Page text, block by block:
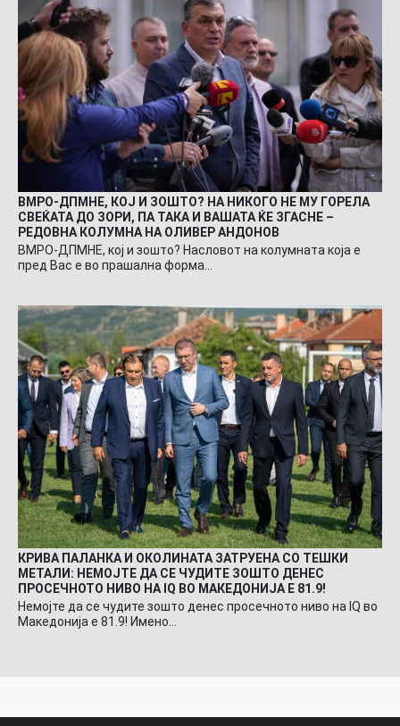
ВМРО-ДПМНЕ, КОЈ И ЗОШТО? НА НИКОГО НЕ МУ ГОРЕЛА
СВЕЌАТА ДО ЗОРИ, ПА ТАКА И ВАШАТА ЌЕ ЗГАСНЕ –
РЕДОВНА КОЛУМНА НА ОЛИВЕР АНДОНОВ
ВМРО-ДПМНЕ, кој и зошто? Насловот на колумната која е
пред Вас е во прашална форма…
КРИВА ПАЛАНКА И ОКОЛИНАТА ЗАТРУЕНА СО ТЕШКИ
МЕТАЛИ: НЕМОЈТЕ ДА СЕ ЧУДИТЕ ЗОШТО ДЕНЕС
ПРОСЕЧНОТО НИВО НА IQ ВО МАКЕДОНИЈА Е 81.9!
Немојте да се чудите зошто денес просечното ниво на IQ во
Македонија е 81.9! Имено…